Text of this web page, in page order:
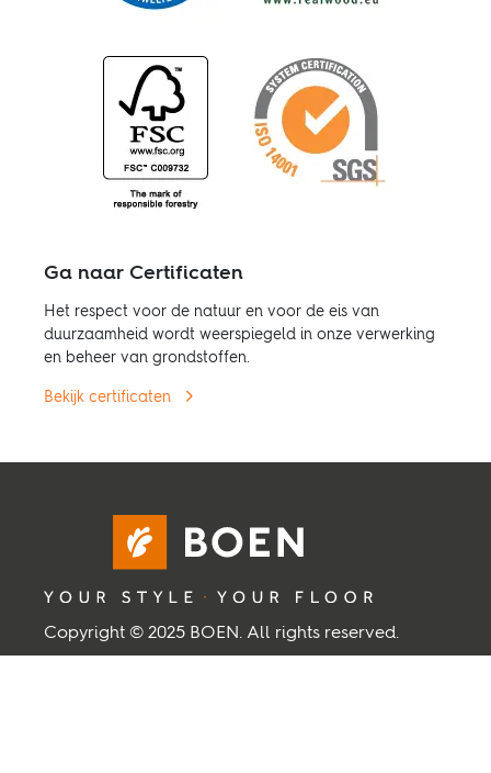
Ga naar Certificaten
Het respect voor de natuur en voor de eis van
duurzaamheid wordt weerspiegeld in onze verwerking
en beheer van grondstoffen.
Bekijk certificaten
Copyright © 2025 BOEN. All rights reserved.